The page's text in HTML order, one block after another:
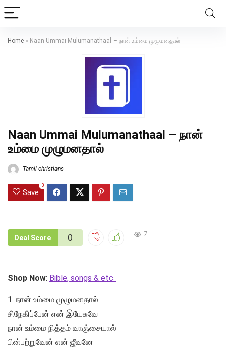
Home » Naan Ummai Mulumanathaal – நான் உம்மை முழுமனதால்
Naan Ummai Mulumanathaal – நான்
உம்மை முழுமனதால்
Tamil christians
Save
0
Deal Score 0 7
Shop Now: Bible, songs & etc
1. நான் உம்மை முழுமனதால்
சிநேகிப்பேன் என் இயேசுவே
நான் உம்மை நித்தம் வாஞ்சையால்
பின்பற்றுவேன் என் ஜீவனே